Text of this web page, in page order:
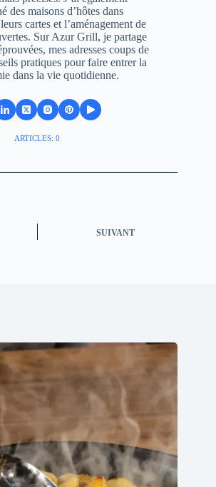
des maisons d’hôtes dans
cartes et l’aménagement de
Sur Azur Grill, je partage
mes adresses coups de
pratiques pour faire entrer la
dans la vie quotidienne.
ARTICLES: 0
SUIVANT